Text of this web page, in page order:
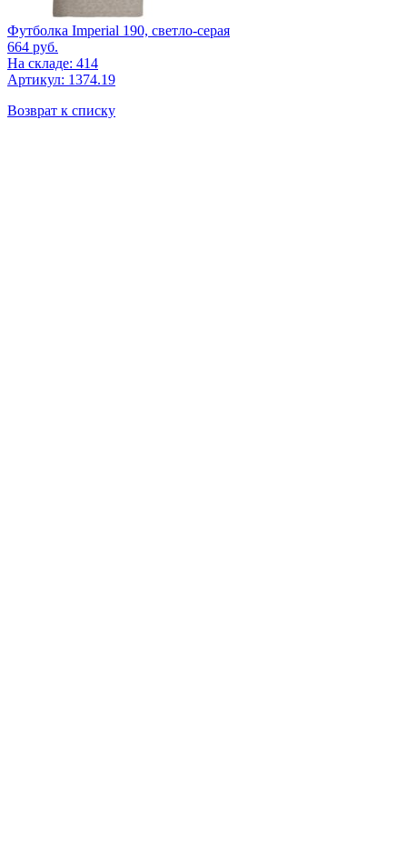
Футболка Imperial 190, светло-серая
664 руб.
На складе: 414
Артикул: 1374.19
Возврат к списку